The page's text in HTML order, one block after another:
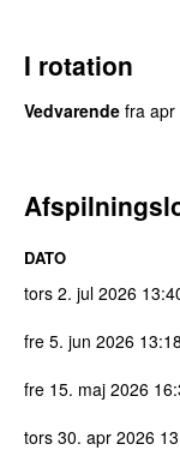
I rotation
Vedvarende fra apr
DATO
tors 2. jul 2026
fre 5. jun 2026 13:18
fre 15. maj 2026
tors 30. apr 2026